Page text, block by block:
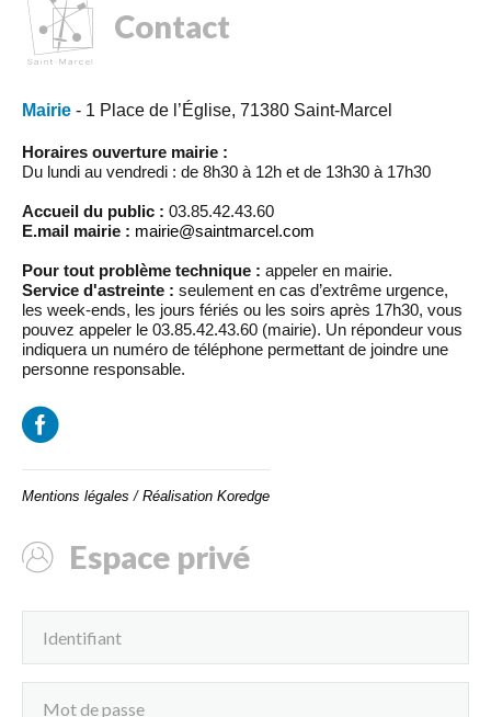
Contact
Mairie - 1 Place de l’Église, 71380 Saint-Marcel
Horaires ouverture mairie :
Du lundi au vendredi : de 8h30 à 12h et de 13h30 à 17h30
Accueil du public : 03.85.42.43.60
E.mail mairie : mairie@saintmarcel.com
Pour tout problème technique : appeler en mairie.
Service d'astreinte : seulement en cas d’extrême urgence,
les week-ends, les jours fériés ou les soirs après 17h30, vous
pouvez appeler le 03.85.42.43.60 (mairie). Un répondeur vous
indiquera un numéro de téléphone permettant de joindre une
personne responsable.
Mentions légales / Réalisation Koredge
Espace privé